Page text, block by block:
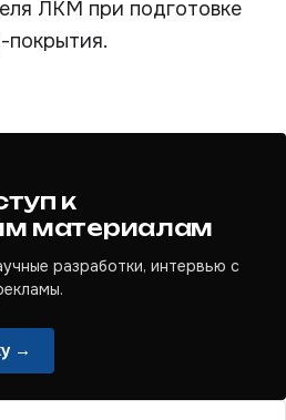
ЛКМ при подготовке
покрытия.
к
материалам
разработки, интервью с
→